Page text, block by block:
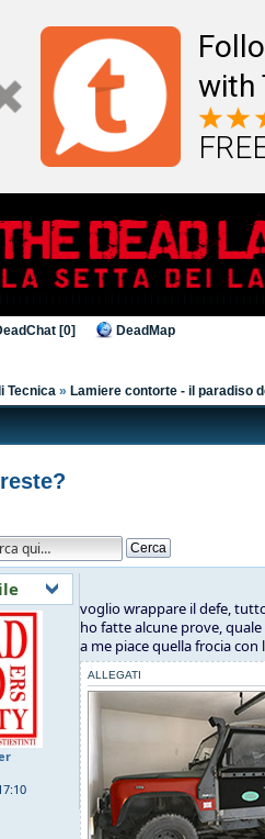
with
[0] DeadMap
Tecnica » Lamiere contorte - il paradiso
voglio wrappare il defe,
ho fatte alcune prove, quale
a me piace quella frocia
ALLEGATI